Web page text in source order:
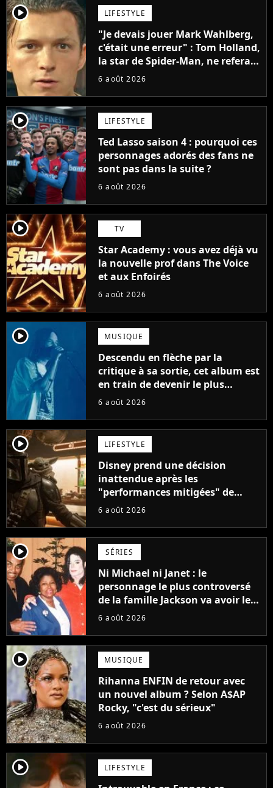
player2 LIFESTYLE
"Je devais jouer Mark Wahlberg,
c'était une erreur" : Tom Holland,
la star de Spider-Man, ne referait
pas ce blockbuster
6 août 2026
player2 LIFESTYLE
Ted Lasso saison 4 : pourquoi ces
personnages adorés des fans ne
sont pas dans la suite ?
6 août 2026
player2 TV
Star Academy : vous avez déjà vu
la nouvelle prof dans The Voice
et aux Enfoirés
6 août 2026
player2 MUSIQUE
Descendu en flèche par la
critique à sa sortie, cet album est
en train de devenir le plus
populaire de son auteur
6 août 2026
player2 LIFESTYLE
Disney prend une décision
inattendue après les
"performances mitigées" de
Vaiana et The Mandalorian &
6 août 2026
player2 SÉRIES
Ni Michael ni Janet : le
personnage le plus controversé
de la famille Jackson va avoir le
droit à sa propre série
6 août 2026
player2 MUSIQUE
Rihanna ENFIN de retour avec
un nouvel album ? Selon A$AP
Rocky, "c'est du sérieux"
6 août 2026
player2 LIFESTYLE